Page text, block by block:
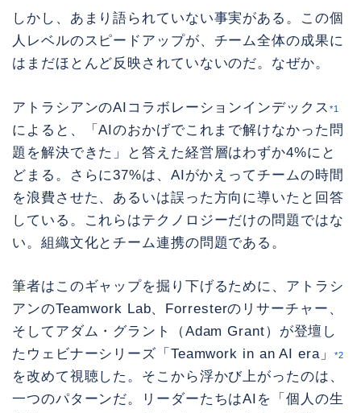
しかし、あまり語られていない事実がある。この個
人レベルのスピードアップが、チーム全体の成果に
はまだほとんど反映されていないのだ。なぜか。
アトラシアンのAIコラボレーションインデックス *1
によると、「AIのおかげでこれまで解けなかった問
題を解決できた」と答えた経営層はわずか4%にと
どまる。さらに37%は、AIがかえってチームの時間
を浪費させた、あるいは誤った方向に導いたと回答
している。これらはテクノロジーだけの問題ではな
い。組織文化とチーム連携の問題である。
筆者はこのギャップを掘り下げるために、アトラシ
アンのTeamwork Lab、Forresterのリサーチャー、
そしてアダム・グラント（Adam Grant）が登壇し
たウェビナーシリーズ「Teamwork in an AI era」
*2
を改めて視聴した。そこから浮かび上がったのは、
一つのパターンだ。リーダーたちはAIを「個人の生